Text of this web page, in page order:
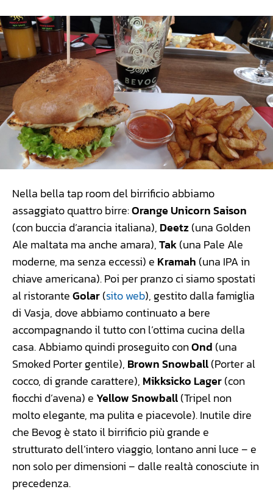
Nella bella tap room del birrificio abbiamo
assaggiato quattro birre:Orange Unicorn Saison
(con buccia d’arancia italiana), Deetz(una Golden
Ale maltata ma anche amara),Tak(una Pale Ale
moderne, ma senza eccessi) e Kramah (una IPA in
chiave americana). Poi per pranzo ci siamo spostati
al ristoranteGolar(sito web), gestito dalla famiglia
di Vasja, dove abbiamo continuato a bere
accompagnando il tutto con l’ottima cucina della
casa. Abbiamo quindi proseguito conOnd (una
Smoked Porter gentile), Brown Snowball(Porter al
cocco, di grande carattere), Mikksicko Lager(con
fiocchi d’avena) eYellow Snowball(Tripel non
molto elegante, ma pulita e piacevole). Inutile dire
che Bevog è stato il birrificio più grande e
strutturato dell’intero viaggio, lontano anni luce – e
non solo per dimensioni – dalle realtà conosciute in
precedenza.